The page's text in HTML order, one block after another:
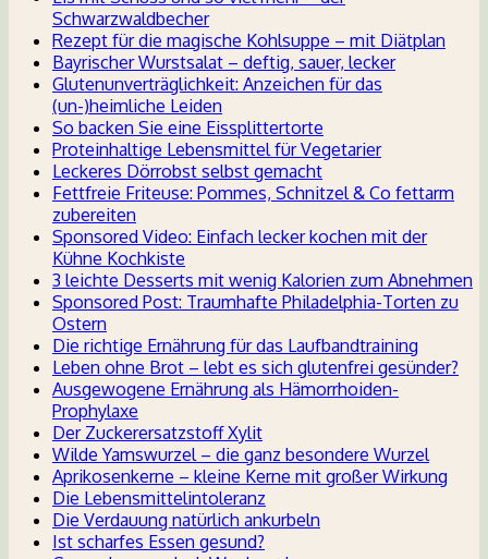
Schwarzwaldbecher
Rezept für die magische Kohlsuppe – mit Diätplan
Bayrischer Wurstsalat – deftig, sauer, lecker
Glutenunverträglichkeit: Anzeichen für das
(un-)heimliche Leiden
So backen Sie eine Eissplittertorte
Proteinhaltige Lebensmittel für Vegetarier
Leckeres Dörrobst selbst gemacht
Fettfreie Friteuse: Pommes, Schnitzel & Co fettarm
zubereiten
Sponsored Video: Einfach lecker kochen mit der
Kühne Kochkiste
3 leichte Desserts mit wenig Kalorien zum Abnehmen
Sponsored Post: Traumhafte Philadelphia-Torten zu
Ostern
Die richtige Ernährung für das Laufbandtraining
Leben ohne Brot – lebt es sich glutenfrei gesünder?
Ausgewogene Ernährung als Hämorrhoiden-
Prophylaxe
Der Zuckerersatzstoff Xylit
Wilde Yamswurzel – die ganz besondere Wurzel
Aprikosenkerne – kleine Kerne mit großer Wirkung
Die Lebensmittelintoleranz
Die Verdauung natürlich ankurbeln
Ist scharfes Essen gesund?